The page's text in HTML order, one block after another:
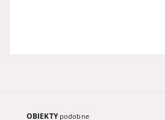
OBIEKTY podobne